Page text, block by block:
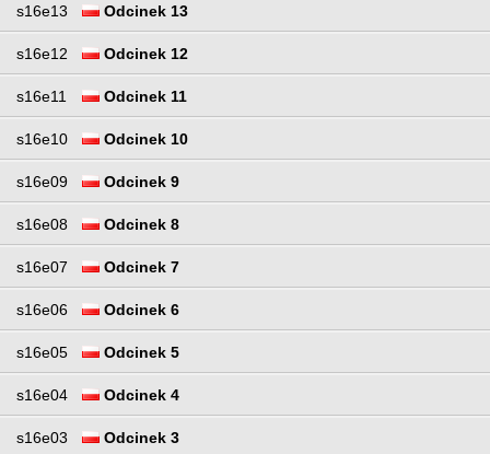
s16e13 Odcinek 13
s16e12 Odcinek 12
s16e11 Odcinek 11
s16e10 Odcinek 10
s16e09 Odcinek 9
s16e08 Odcinek 8
s16e07 Odcinek 7
s16e06 Odcinek 6
s16e05 Odcinek 5
s16e04 Odcinek 4
s16e03 Odcinek 3